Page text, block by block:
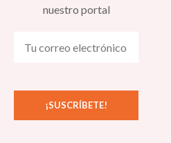
nuestro portal